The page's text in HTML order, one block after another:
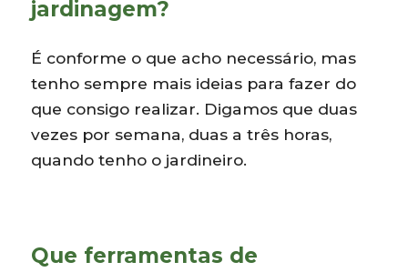
jardinagem?
É conforme o que acho necessário, mas
tenho sempre mais ideias para fazer do
que consigo realizar. Digamos que duas
vezes por semana, duas a três horas,
quando tenho o jardineiro.
Que ferramentas de